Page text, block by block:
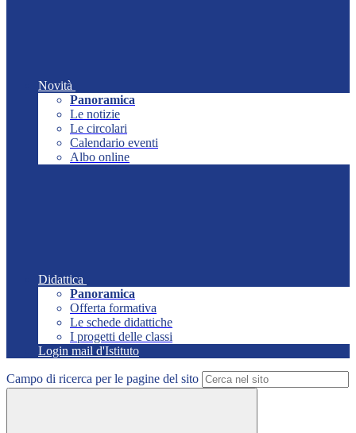
Novità
Panoramica
Le notizie
Le circolari
Calendario eventi
Albo online
Didattica
Panoramica
Offerta formativa
Le schede didattiche
I progetti delle classi
Login mail d'Istituto
Campo di ricerca per le pagine del sito